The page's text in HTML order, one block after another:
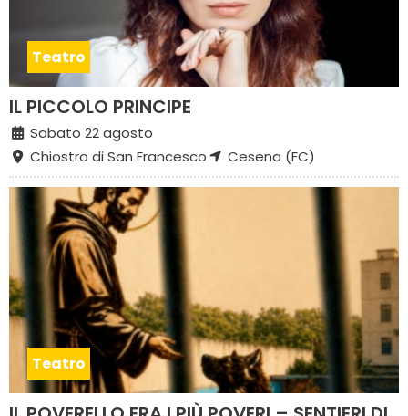
Teatro
IL PICCOLO PRINCIPE
Sabato 22 agosto
Chiostro di San Francesco
Cesena (FC)
Teatro